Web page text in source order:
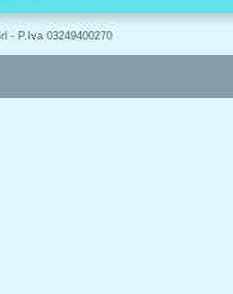
- P.Iva 03249400270